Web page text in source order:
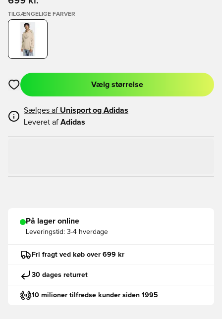
TILGÆNGELIGE FARVER
Åbner en Modal til at logge ind eller tilmelde dig som medlem
Vælg størrelse
Sælges af Unisport og Adidas
Leveret af Adidas
På lager online
Leveringstid: 3-4 hverdage
Fri fragt ved køb over 699 kr
30 dages returret
10 milioner tilfredse kunder siden 1995